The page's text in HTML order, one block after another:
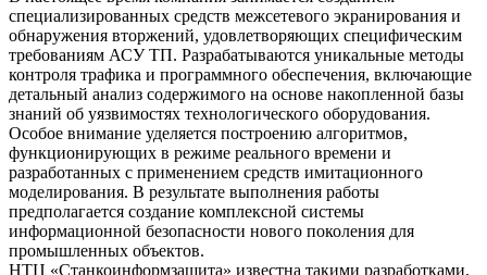
специализированных средств межсетевого экранирования и
обнаружения вторжений, удовлетворяющих специфическим
требованиям АСУ ТП. Разрабатываются уникальные методы
контроля трафика и программного обеспечения, включающие
детальный анализ содержимого на основе накопленной базы
знаний об уязвимостях технологического оборудования.
Особое внимание уделяется построению алгоритмов,
функционирующих в режиме реального времени и
разработанных с применением средств имитационного
моделирования. В результате выполнения работы
предполагается создание комплексной системы
информационной безопасности нового поколения для
промышленных объектов.
НТЦ «Станкоинформзащита» известна такими разработками,